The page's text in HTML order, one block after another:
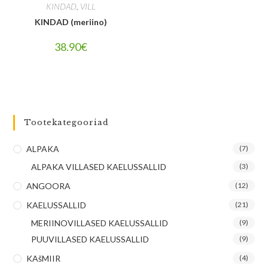
KINDAD, VILL
KINDAD (meriino)
38.90€
Tootekategooriad
ALPAKA (7)
ALPAKA VILLASED KAELUSSALLID (3)
ANGOORA (12)
KAELUSSALLID (21)
MERIINOVILLASED KAELUSSALLID (9)
PUUVILLASED KAELUSSALLID (9)
KAšMIIR (4)